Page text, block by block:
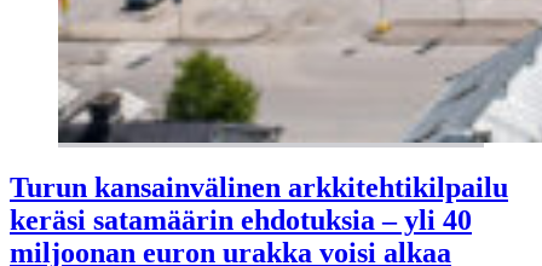
Turun kansainvälinen arkkitehtikilpailu
keräsi satamäärin ehdotuksia – yli 40
miljoonan euron urakka voisi alkaa